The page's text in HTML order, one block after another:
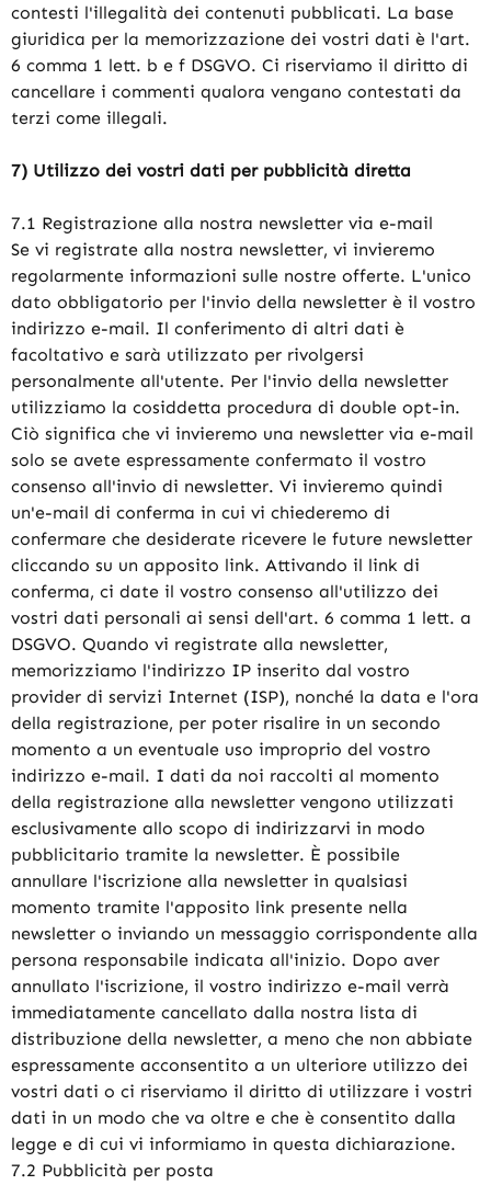
contesti l'illegalità dei contenuti pubblicati. La base
giuridica per la memorizzazione dei vostri dati è l'art.
6 comma 1 lett. b e f DSGVO. Ci riserviamo il diritto di
cancellare i commenti qualora vengano contestati da
terzi come illegali.
7) Utilizzo dei vostri dati per pubblicità diretta
7.1 Registrazione alla nostra newsletter via e-mail
Se vi registrate alla nostra newsletter, vi invieremo
regolarmente informazioni sulle nostre offerte. L'unico
dato obbligatorio per l'invio della newsletter è il vostro
indirizzo e-mail. Il conferimento di altri dati è
facoltativo e sarà utilizzato per rivolgersi
personalmente all'utente. Per l'invio della newsletter
utilizziamo la cosiddetta procedura di double opt-in.
Ciò significa che vi invieremo una newsletter via e-mail
solo se avete espressamente confermato il vostro
consenso all'invio di newsletter. Vi invieremo quindi
un'e-mail di conferma in cui vi chiederemo di
confermare che desiderate ricevere le future newsletter
cliccando su un apposito link. Attivando il link di
conferma, ci date il vostro consenso all'utilizzo dei
vostri dati personali ai sensi dell'art. 6 comma 1 lett. a
DSGVO. Quando vi registrate alla newsletter,
memorizziamo l'indirizzo IP inserito dal vostro
provider di servizi Internet (ISP), nonché la data e l'ora
della registrazione, per poter risalire in un secondo
momento a un eventuale uso improprio del vostro
indirizzo e-mail. I dati da noi raccolti al momento
della registrazione alla newsletter vengono utilizzati
esclusivamente allo scopo di indirizzarvi in modo
pubblicitario tramite la newsletter. È possibile
annullare l'iscrizione alla newsletter in qualsiasi
momento tramite l'apposito link presente nella
newsletter o inviando un messaggio corrispondente alla
persona responsabile indicata all'inizio. Dopo aver
annullato l'iscrizione, il vostro indirizzo e-mail verrà
immediatamente cancellato dalla nostra lista di
distribuzione della newsletter, a meno che non abbiate
espressamente acconsentito a un ulteriore utilizzo dei
vostri dati o ci riserviamo il diritto di utilizzare i vostri
dati in un modo che va oltre e che è consentito dalla
legge e di cui vi informiamo in questa dichiarazione.
7.2 Pubblicità per posta